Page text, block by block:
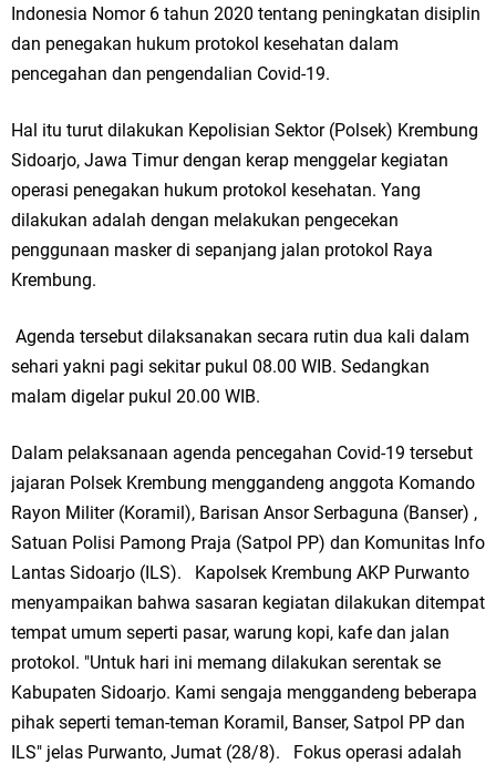
Indonesia Nomor 6 tahun 2020 tentang peningkatan disiplin
dan penegakan hukum protokol kesehatan dalam
pencegahan dan pengendalian Covid-19.
Hal itu turut dilakukan Kepolisian Sektor (Polsek) Krembung
Sidoarjo, Jawa Timur dengan kerap menggelar kegiatan
operasi penegakan hukum protokol kesehatan. Yang
dilakukan adalah dengan melakukan pengecekan
penggunaan masker di sepanjang jalan protokol Raya
Krembung.
Agenda tersebut dilaksanakan secara rutin dua kali dalam
sehari yakni pagi sekitar pukul 08.00 WIB. Sedangkan
malam digelar pukul 20.00 WIB.
Dalam pelaksanaan agenda pencegahan Covid-19 tersebut
jajaran Polsek Krembung menggandeng anggota Komando
Rayon Militer (Koramil), Barisan Ansor Serbaguna (Banser) ,
Satuan Polisi Pamong Praja (Satpol PP) dan Komunitas Info
Lantas Sidoarjo (ILS). Kapolsek Krembung AKP Purwanto
menyampaikan bahwa sasaran kegiatan dilakukan ditempat
tempat umum seperti pasar, warung kopi, kafe dan jalan
protokol. "Untuk hari ini memang dilakukan serentak se
Kabupaten Sidoarjo. Kami sengaja menggandeng beberapa
pihak seperti teman-teman Koramil, Banser, Satpol PP dan
ILS" jelas Purwanto, Jumat (28/8). Fokus operasi adalah